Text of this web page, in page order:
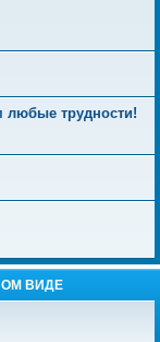
любые трудности!
ВИДЕ